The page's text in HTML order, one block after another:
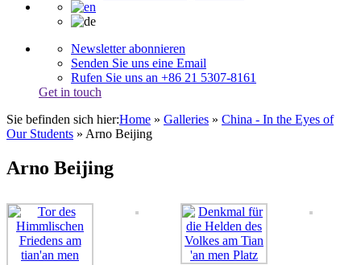
Newsletter abonnieren
Senden Sie uns eine Email
Rufen Sie uns an +86 21 5307-8161
Get in touch
Sie befinden sich hier:Home » Galleries » China - In the Eyes of
Our Students » Arno Beijing
Arno Beijing